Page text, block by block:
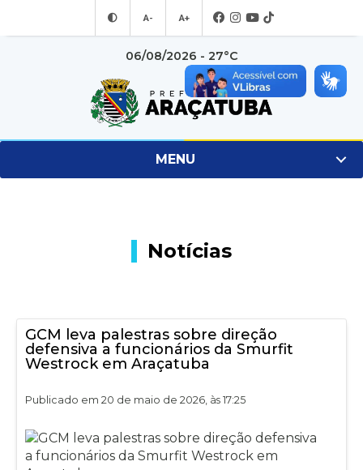
A- A+
06/08/2026 - 27°C
MENU
Notícias
GCM leva palestras sobre direção
defensiva a funcionários da Smurfit
Westrock em Araçatuba
Publicado em 20 de maio de 2026, às 17:25